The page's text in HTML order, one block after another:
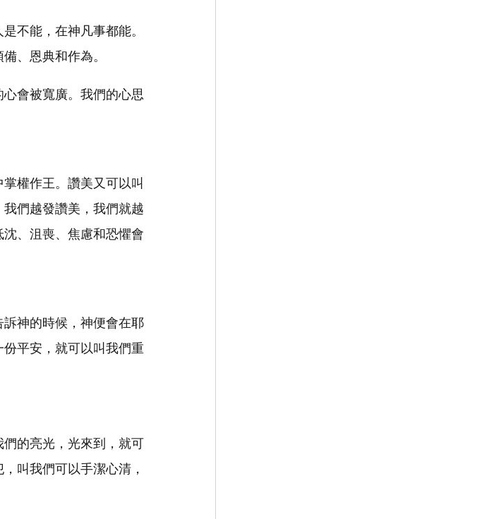
不能，在神凡事都能。
、恩典和作為。
會被寬廣。我們的心思
權作王。讚美又可以叫
們越發讚美，我們就越
、沮喪、焦慮和恐懼會
神的時候，神便會在耶
平安，就可以叫我們重
的亮光，光來到，就可
叫我們可以手潔心清，